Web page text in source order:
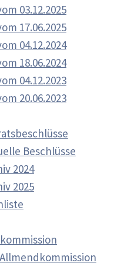
03.12.2025
17.06.2025
04.12.2024
18.06.2024
04.12.2023
20.06.2023
Beschlüsse
2024
2025